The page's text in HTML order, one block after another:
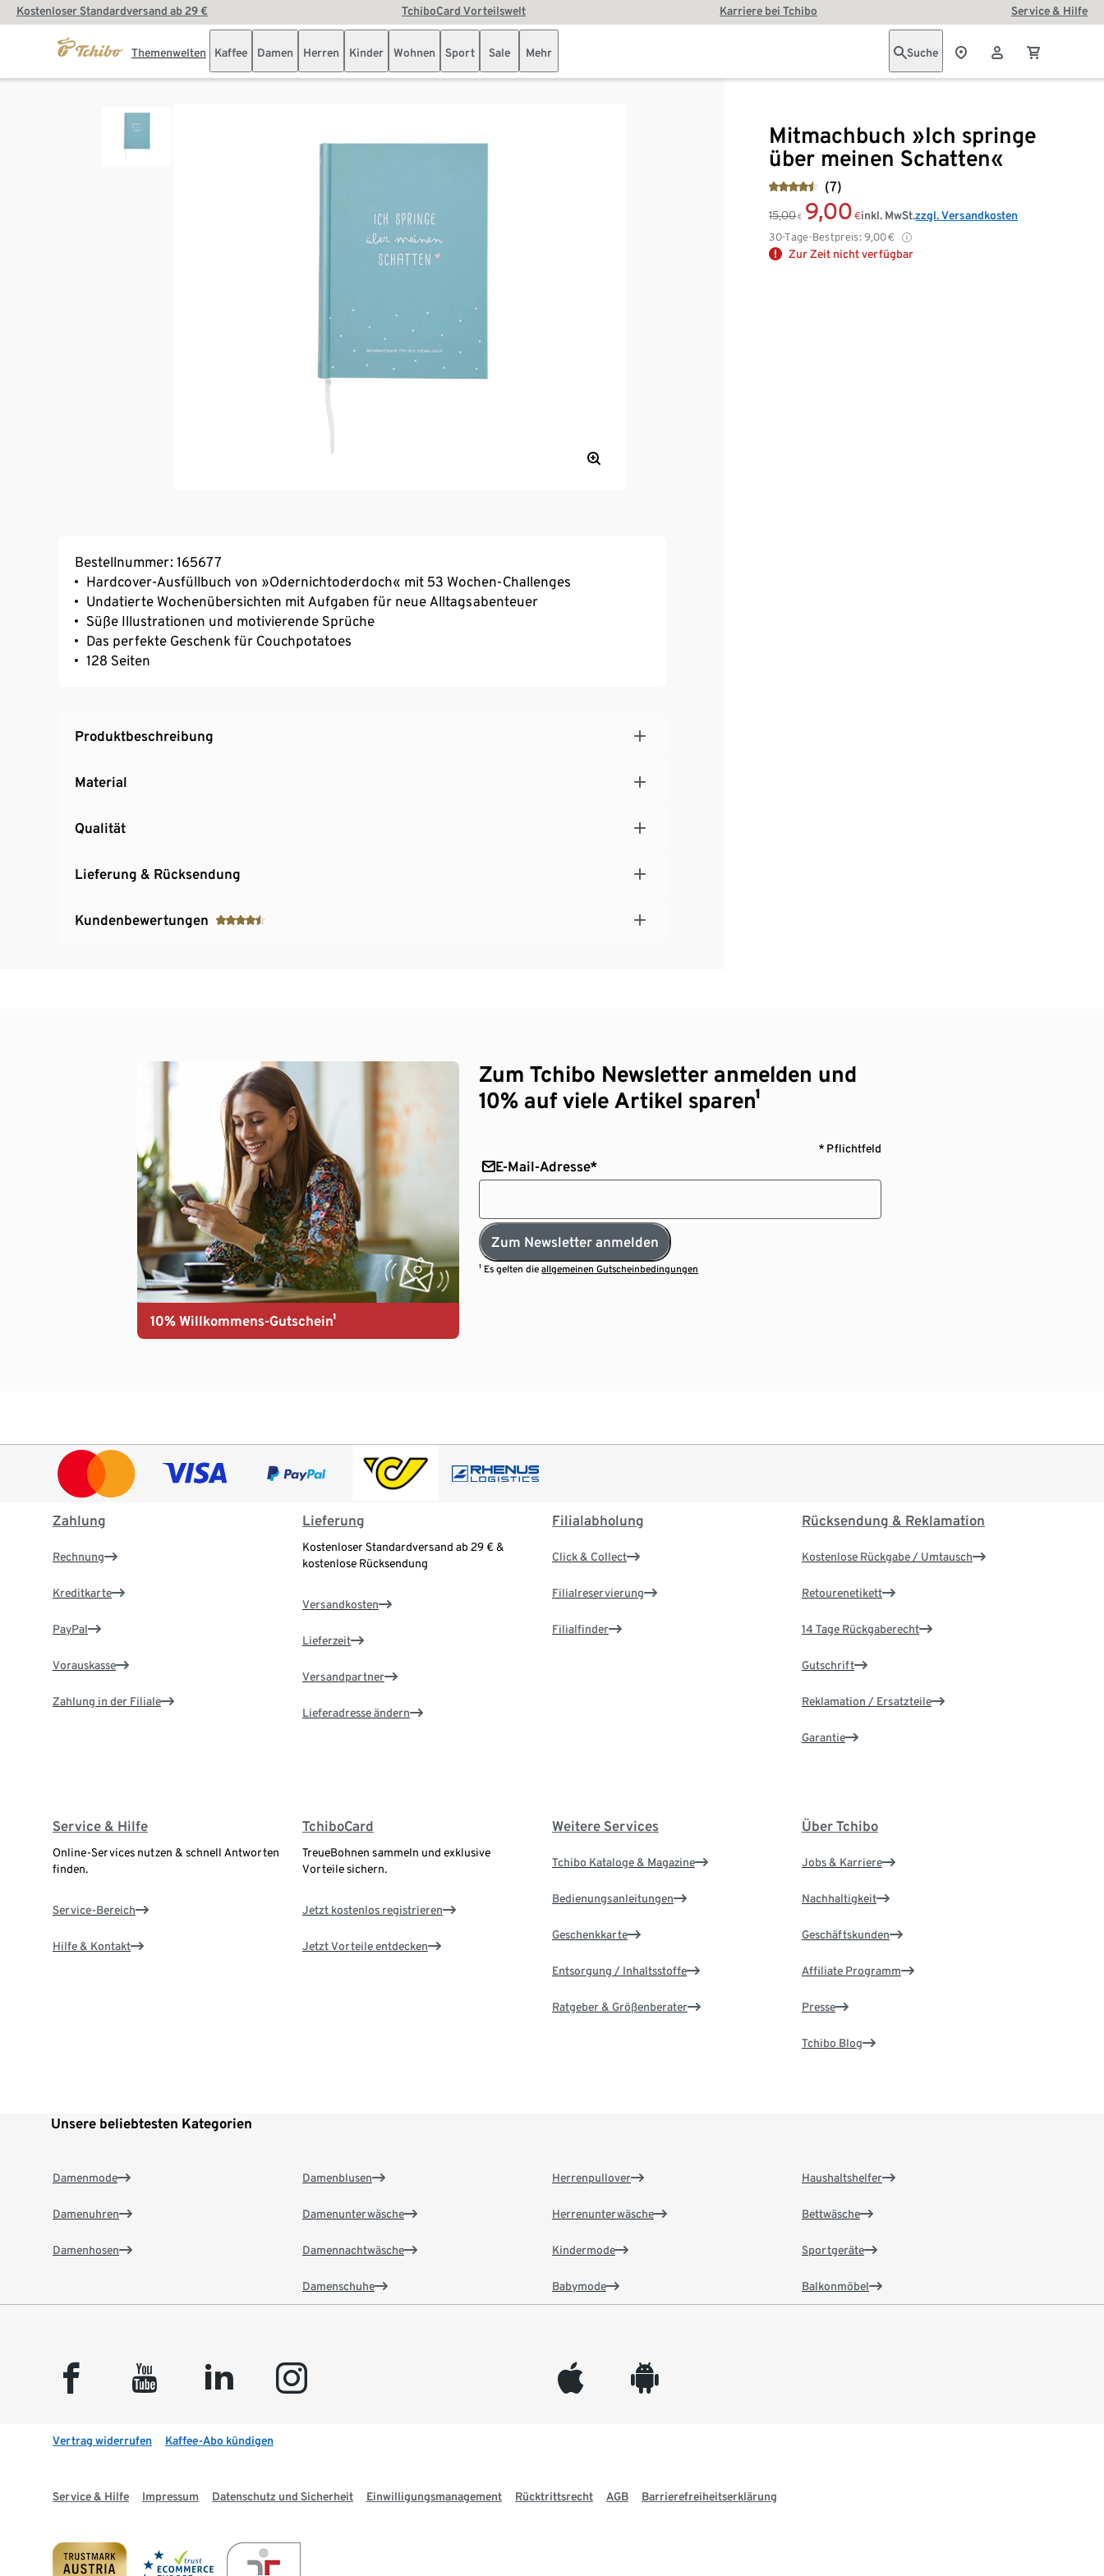
Kostenloser Standardversand ab 29 € TchiboCard Vorteilswelt Karriere bei Tchibo Service & Hilfe
Themenwelten Kaffee Damen Herren Kinder Wohnen Sport Sale Mehr Suche
Mitmachbuch »Ich springe
über meinen Schatten«
(7)
15,00 € 9,00 €
30-Tage-Bestpreis: 9,00€
inkl. MwSt.zzgl. Versandkosten
Zur Zeit nicht verfügbar
Bestellnummer: 165677
Hardcover-Ausfüllbuch von »Odernichtoderdoch« mit 53 Wochen-Challenges
Undatierte Wochenübersichten mit Aufgaben für neue Alltagsabenteuer
Süße Illustrationen und motivierende Sprüche
Das perfekte Geschenk für Couchpotatoes
128 Seiten
Produktbeschreibung
Material
Qualität
Lieferung & Rücksendung
Kundenbewertungen
10% Willkommens-Gutschein¹
Zum Tchibo Newsletter anmelden und
10% auf viele Artikel sparen¹
* Pflichtfeld
E-Mail-Adresse*
Zum Newsletter anmelden
¹ Es gelten dieallgemeinen Gutscheinbedingungen
Zahlung
Rechnung
Kreditkarte
PayPal
Vorauskasse
Zahlung in der Filiale
Lieferung
Kostenloser Standardversand ab 29 € &
kostenlose Rücksendung
Versandkosten
Lieferzeit
Versandpartner
Lieferadresse ändern
Filialabholung
Click & Collect
Filialreservierung
Filialfinder
Rücksendung & Reklamation
Kostenlose Rückgabe / Umtausch
Retourenetikett
14 Tage Rückgaberecht
Gutschrift
Reklamation / Ersatzteile
Garantie
Service & Hilfe
Online-Services nutzen & schnell Antworten
finden.
Service-Bereich
Hilfe & Kontakt
TchiboCard
TreueBohnen sammeln und exklusive
Vorteile sichern.
Jetzt kostenlos registrieren
Jetzt Vorteile entdecken
Weitere Services
Tchibo Kataloge & Magazine
Bedienungsanleitungen
Geschenkkarte
Entsorgung / Inhaltsstoffe
Ratgeber & Größenberater
Über Tchibo
Jobs & Karriere
Nachhaltigkeit
Geschäftskunden
Affiliate Programm
Presse
Tchibo Blog
Unsere beliebtesten Kategorien
Damenmode
Damenuhren
Damenhosen
Damenblusen
Damenunterwäsche
Damennachtwäsche
Damenschuhe
Herrenpullover
Herrenunterwäsche
Kindermode
Babymode
Haushaltshelfer
Bettwäsche
Sportgeräte
Balkonmöbel
facebook youtube linkedin instagram appleinc android
Vertrag widerrufen Kaffee-Abo kündigen
Service & Hilfe Impressum Datenschutz und Sicherheit Einwilligungsmanagement Rücktrittsrecht AGB Barrierefreiheitserklärung